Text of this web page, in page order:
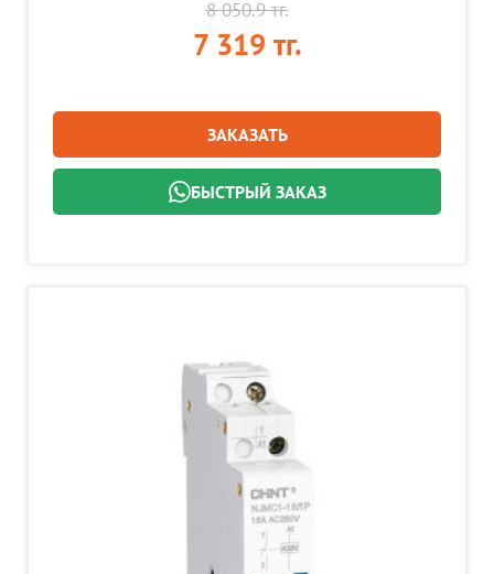
8 050.9 тг.
7 319 тг.
ЗАКАЗАТЬ
БЫСТРЫЙ ЗАКАЗ